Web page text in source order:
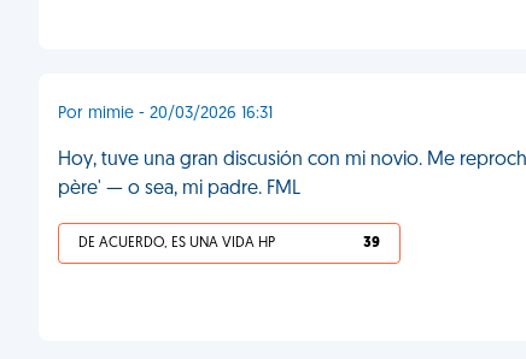
Por mimie - 20/03/2026 16:31
Hoy, tuve una gran discusión con mi novio. Me
père' — o sea, mi padre. FML
DE ACUERDO, ES UNA VIDA HP 39